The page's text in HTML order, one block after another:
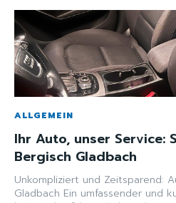
ALLGEMEIN
Ihr Auto, unser Service:
Bergisch Gladbach
Unkompliziert und Zeitsparend:
Gladbach Ein umfassender und